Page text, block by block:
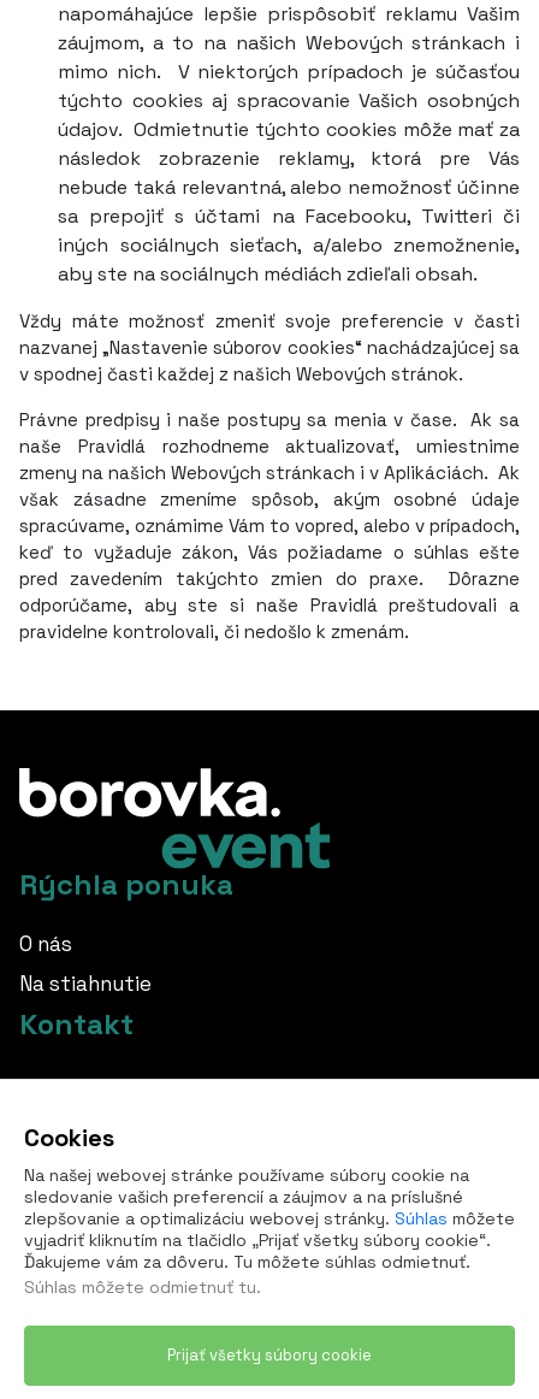
napomáhajúce lepšie prispôsobiť reklamu Vašim
záujmom, a to na našich Webových stránkach i
mimo nich. V niektorých prípadoch je súčasťou
týchto cookies aj spracovanie Vašich osobných
údajov. Odmietnutie týchto cookies môže mať za
následok zobrazenie reklamy, ktorá pre Vás
nebude taká relevantná, alebo nemožnosť účinne
sa prepojiť s účtami na Facebooku, Twitteri či
iných sociálnych sieťach, a/alebo znemožnenie,
aby ste na sociálnych médiách zdieľali obsah.
Vždy máte možnosť zmeniť svoje preferencie v časti
nazvanej „Nastavenie súborov cookies“ nachádzajúcej sa
v spodnej časti každej z našich Webových stránok.
Právne predpisy i naše postupy sa menia v čase. Ak sa
naše Pravidlá rozhodneme aktualizovať, umiestnime
zmeny na našich Webových stránkach i v Aplikáciách. Ak
však zásadne zmeníme spôsob, akým osobné údaje
spracúvame, oznámime Vám to vopred, alebo v prípadoch,
keď to vyžaduje zákon, Vás požiadame o súhlas ešte
pred zavedením takýchto zmien do praxe. Dôrazne
odporúčame, aby ste si naše Pravidlá preštudovali a
pravidelne kontrolovali, či nedošlo k zmenám.
Rýchla ponuka
O nás
Na stiahnutie
Kontakt
+420 724 760 650
Všetky kontakty
Cookies
Na našej webovej stránke používame súbory cookie na
sledovanie vašich preferencií a záujmov a na príslušné
zlepšovanie a optimalizáciu webovej stránky. Súhlas môžete
vyjadriť kliknutím na tlačidlo „Prijať všetky súbory cookie“.
Ďakujeme vám za dôveru. Tu môžete súhlas odmietnuť.
Súhlas môžete odmietnuť tu.
Prijať všetky súbory cookie